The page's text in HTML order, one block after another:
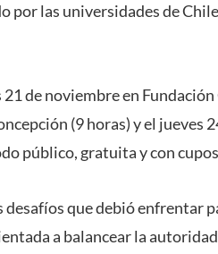
las universidades de
de noviembre en
(9 horas) y el jueves
público, gratuita y con
que debió enfrentar
a balancear la